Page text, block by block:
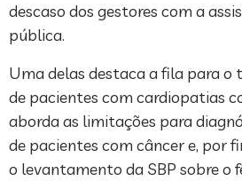
descaso dos gestores com a
pública.
Uma delas destaca a fila para
de pacientes com cardiopatias
aborda as limitações para
de pacientes com câncer e, por
o levantamento da SBP sobre o